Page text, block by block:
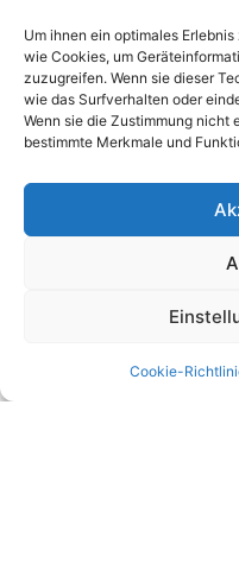
Um ihnen ein optimales
wie Cookies, um
zuzugreifen. Wenn sie dieser
wie das Surfverhalten oder
Wenn sie die Zustimmung
bestimmte Merkmale und
Cookie-
E Service Check
Empfehlungen:
Top Prüfservice
Top Prüfservice
Prüfung DGUV3
Sicherheitsprüfungen
Prüfung E-Check